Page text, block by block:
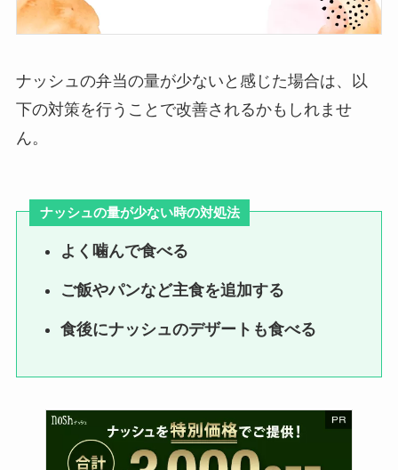
ナッシュの弁当の量が少ないと感じた場合は、以
下の対策を行うことで改善されるかもしれませ
ん。
ナッシュの量が少ない時の対処法
よく噛んで食べる
ご飯やパンなど主食を追加する
食後にナッシュのデザートも食べる